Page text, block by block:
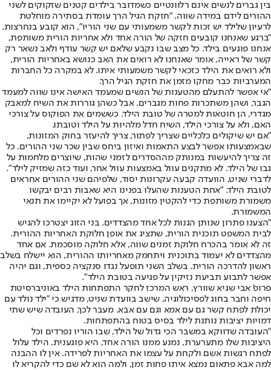
בין גברים לנשים אינם רלוונטיים כשמדובר בילדים קטנים שזקוקים לשני
ההורים לידם במידה שווה. "חזקת הגיל הרך עומדת בסתירה מוחלטת
לרעיון שלילד יש זכות לקשר משמעותי עם שני הוריו", הוא קובע בנחרצות.
"ברגע שאנחנו קובעים חזקה של הורה אחד ולא אחריות הורית משותפת,
אנחנו פוגעים בילד. כל מצב שבו נקבע שלאם יש קשר עודף ולאב נשאר רק
קשר של ראייה, אומר שאנחנו לא רואים את האב כנושא באחריות הורית,
ולא רואים את הילד כזכאי לקשר משמעותי איתו. לא במקרה כל החברות
המערביות כבר מחקו מזמן את חזקת הגיל הרך.
"אי אפשר להתעלם מהטענות של הנשים שמעמד האישה אינו שווה למעמד
הגבר, ושהן משתכרות פחות מגברים. אבל כשהן גוררות את השיח למאבק
מגדרי, הן חוטאות למטרה של טובת הילד. כששמים את הפוקוס על צורכי
האם, ולא על צורכי הילד, השיח חדל מלהיות על הילד וטובתו.
"אם יש שיקולים כלכליים שצריך לפתור, צריך להיעזר בחוק המזונות,
שבאמצעותו אפשר לבצע התאמות ואיזון ביחס שבין שכר שני ההורים. כל
זה צריך להיעשות במנותק מההסדרים לזמני שהות, שיוצרים מלחמות על
גבו של הילד. לא מתקנים עוול באמצעות עוול אחר, ועוד כזה שמזיק לילד".
לדברי שניט, הוועדה קבעה עקרונות יסוד, שלפיהם שני ההורים אחראים
לטובת הילד. "אחת הטענות שהעלו בפנינו היא שאבות רבים יבקשו
משמורת משותפת כדי להקטין מזונות, אך בפועל לא יקיימו את תנאי
המשמורת.
"הצענו פתרון שנותן הגנות לכל אחד מהצדדים. בני הזוג יצטרכו להגיש
לבית המשפט תוכנית הורית, שתציג את אופן חלוקת האחריות ההורית.
זה לא אומר בהכרח חלוקת זמנים שווה, אלא חלוקה מוסכמת. אם אחד
מהצדדים לא יעמוד בתוכנית ויתחמק מאחריותו ההורית, הוא יישלח בשלב
ראשון להדרכה הורית. בשלב השני תופעל נגדו סנקציה כספית, וגם יהיה
אפשר לתבוע תביעת נזיקין על פגיעה בטובת הילד".
פרופ' אבי שגיא שוורץ, ראש המרכז לחקר התפתחות הילד באוניברסיטת
חיפה וחבר בחוג לפסיכולוגיה, שישב בוועדת שניט, מדגיש כי "ילד נולד עם
יכולת לפתח קשר גם עם אמא וגם עם אבא. מעבר לכך, העובדה שיש שתי
דמויות יציבות נותנת לילד בסיס בטוח בהתפתחות.
"העובדה שדווקא במשבר הכי גדול של הילד, שבו הוריו נפרדים וכל
היציבות שלו מתערערת, נמנע ממנו הורה אחד, היא פוגענית. הילד עלול
לפתח רגשות אשם ולקחת על עצמו את האחריות לפרידה. אין לו ההבנה
למה אבא פתאום נמצא איתו פחות זמן, ולמה הוא לא שם כדי להקריא לו